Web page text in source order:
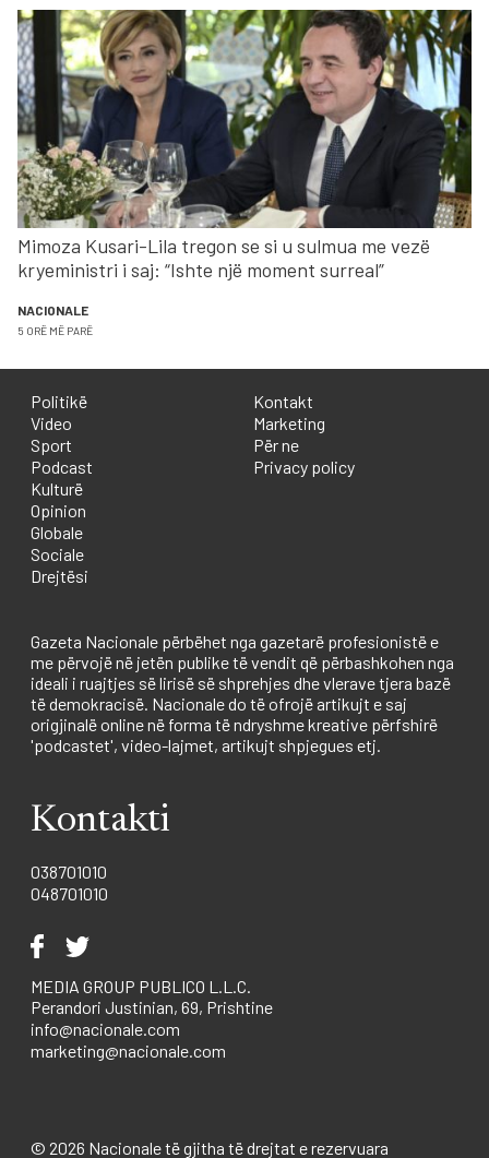
Mimoza Kusari-Lila tregon se si u sulmua me vezë
kryeministri i saj: “Ishte një moment surreal”
NACIONALE
5 ORË MË PARË
Politikë
Video
Sport
Podcast
Kulturë
Opinion
Globale
Sociale
Drejtësi
Kontakt
Marketing
Për ne
Privacy policy
Gazeta Nacionale përbëhet nga gazetarë profesionistë e
me përvojë në jetën publike të vendit që përbashkohen nga
ideali i ruajtjes së lirisë së shprehjes dhe vlerave tjera bazë
të demokracisë. Nacionale do të ofrojë artikujt e saj
origjinalë online në forma të ndryshme kreative përfshirë
'podcastet', video-lajmet, artikujt shpjegues etj.
Kontakti
038701010
048701010
MEDIA GROUP PUBLICO L.L.C.
Perandori Justinian, 69, Prishtine
info@nacionale.com
marketing@nacionale.com
© 2026 Nacionale të gjitha të drejtat e rezervuara